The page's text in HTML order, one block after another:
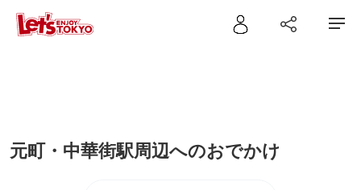
元町・中華街駅周辺へのおでかけ